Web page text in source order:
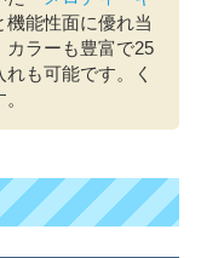
機能性面に優れ当
カラーも豊富で25
も可能です。く